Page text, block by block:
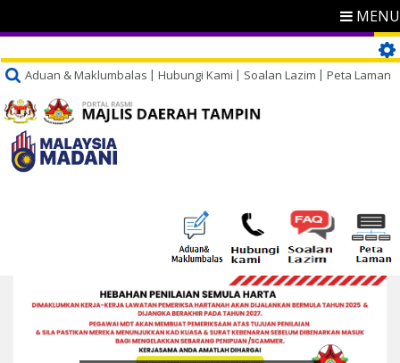
MENU
Aduan & Maklumbalas Hubungi Kami Soalan Lazim Peta Laman